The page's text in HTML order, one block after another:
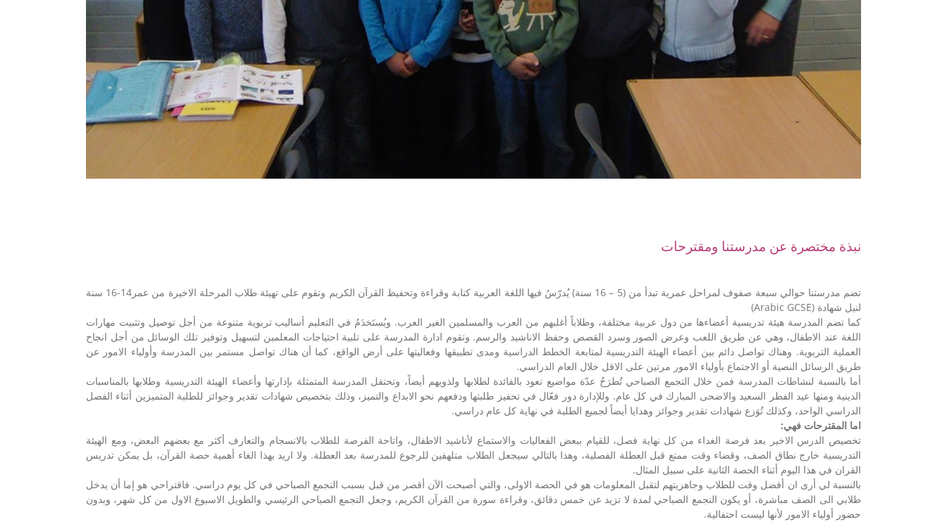
نبذة مختصرة عن مدرستنا ومقترحات
تضم مدرستنا حوالي سبعة صفوف لمراحل عمرية تبدأ من (5 – 16 سنة) يُدرّسُ فيها اللغة العربية كتابة وقراءة وتحفيظ القرآن الكريم وتقوم على تهيئة طلاب المرحلة الاخيرة من عمر14-16 سنة
لنيل شهادة (Arabic GCSE)
كما تضم المدرسة هيئة تدريسية أعضاءها من دول عربية مختلفة، وطلاباً أغلبهم من العرب والمسلمين الغير العرب. ويُستَخدَمُ في التعليم أساليب تربوية متنوعة من أجل توصيل وتثبيت مهارات
اللغة عند الاطفال، وهي عن طريق اللعب وعرض الصور وسرد القصص وحفظ الاناشيد والرسم. وتقوم ادارة المدرسة على تلبية احتياجات المعلمين لتسهيل وتوفير تلك الوسائل من أجل انجاح
العملية التربوية. وهناك تواصل دائم بين أعضاء الهيئة التدريسية لمتابعة الخطط الدراسية ومدى تطبيقها وفعاليتها على أرض الواقع، كما أن هناك تواصل مستمر بين المدرسة وأولياء الامور عن
طريق الرسائل النصية أو الاجتماع بأولياء الامور مرتين على الاقل خلال العام الدراسي.
أما بالنسبة لنشاطات المدرسة فمن خلال التجمع الصباحي تُطرَحُ عدّة مواضيع تعود بالفائدة لطلابها ولذويهم أيضاً، وتحتفل المدرسة المتمثلة بإدارتها وأعضاء الهيئة التدريسية وطلابها بالمناسبات
الدينية ومنها عيد الفطر السعيد والاضحى المبارك في كل عام. وللإدارة دور فعّال في تحفيز طلبتها ودفعهم نحو الابداع والتميز، وذلك بتخصيص شهادات تقدير وجوائز للطلبة المتميزين أثناء الفصل
الدراسي الواحد، وكذلك تُوَزع شهادات تقدير وجوائز وهدايا أيضاً لجميع الطلبة في نهاية كل عام دراسي.
اما المقترحات فهي:
تخصيص الدرس الاخير بعد فرصة الغداء من كل نهاية فصل، للقيام ببعض الفعاليات والاستماع لأناشيد الاطفال، واتاحة الفرصة للطلاب بالانسجام والتعارف أكثر مع بعضهم البعض، ومع الهيئة
التدريسية خارج نطاق الصف، وقضاء وقت ممتع قبل العطلة الفصلية، وهذا بالتالي سيجعل الطلاب متلهفين للرجوع للمدرسة بعد العطلة. ولا اريد بهذا الغاء أهمية حصة القرآن، بل يمكن تدريس
القران في هذا اليوم أثناء الحصة الثانية على سبيل المثال.
بالنسبة لي أرى ان أفضل وقت للطلاب وجاهزيتهم لتقبل المعلومات هو في الحصة الاولى، والتي أصبحت الآن أقصر من قبل بسبب التجمع الصباحي في كل يوم دراسي. فاقتراحي هو إما أن يدخل
طلابي الى الصف مباشرة، أو يكون التجمع الصباحي لمدة لا تزيد عن خمس دقائق، وقراءة سورة من القرآن الكريم، وجعل التجمع الصباحي الرئيسي والطويل الاسبوع الاول من كل شهر، وبدون
حضور أولياء الامور لأنها ليست احتفالية.